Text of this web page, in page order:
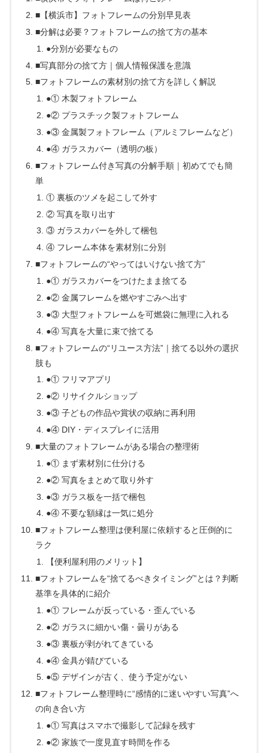
■【横浜市】フォトフレームの分別早見表
■分解は必要？フォトフレームの捨て方の基本
●分別が必要なもの
■写真部分の捨て方｜個人情報保護を意識
■フォトフレームの素材別の捨て方を詳しく解説
●① 木製フォトフレーム
●② プラスチック製フォトフレーム
●③ 金属製フォトフレーム（アルミフレームなど）
●④ ガラスカバー（透明の板）
■フォトフレーム付き写真の分解手順｜初めてでも簡
単
① 裏板のツメを起こして外す
② 写真を取り出す
③ ガラスカバーを外して梱包
④ フレーム本体を素材別に分別
■フォトフレームの“やってはいけない捨て方”
●① ガラスカバーをつけたまま捨てる
●② 金属フレームを燃やすごみへ出す
●③ 大型フォトフレームを可燃袋に無理に入れる
●④ 写真を大量に束で捨てる
■フォトフレームの“リユース方法”｜捨てる以外の選択
肢も
●① フリマアプリ
●② リサイクルショップ
●③ 子どもの作品や賞状の収納に再利用
●④ DIY・ディスプレイに活用
■大量のフォトフレームがある場合の整理術
●① まず素材別に仕分ける
●② 写真をまとめて取り外す
●③ ガラス板を一括で梱包
●④ 不要な額縁は一気に処分
■フォトフレーム整理は便利屋に依頼すると圧倒的に
ラク
【便利屋利用のメリット】
■フォトフレームを“捨てるべきタイミング”とは？判断
基準を具体的に紹介
●① フレームが反っている・歪んでいる
●② ガラスに細かい傷・曇りがある
●③ 裏板が剥がれてきている
●④ 金具が錆びている
●⑤ デザインが古く、使う予定がない
■フォトフレーム整理時に“感情的に迷いやすい写真”へ
の向き合い方
●① 写真はスマホで撮影して記録を残す
●② 家族で一度見直す時間を作る